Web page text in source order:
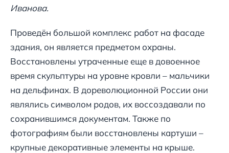
Иванова.
Проведён большой комплекс работ на фасаде
здания, он является предметом охраны.
Восстановлены утраченные еще в довоенное
время скульптуры на уровне кровли – мальчики
на дельфинах. В дореволюционной России они
являлись символом родов, их воссоздавали по
сохранившимся документам. Также по
фотографиям были восстановлены картуши –
крупные декоративные элементы на крыше.